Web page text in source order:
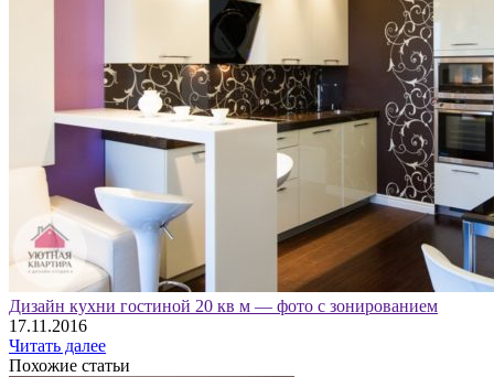
Дизайн кухни гостиной 20 кв м — фото с зонированием
17.11.2016
Читать далее
Похожие статьи